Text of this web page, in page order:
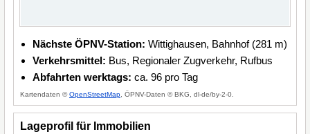
Nächste ÖPNV-Station: Wittighausen, Bahnhof (281 m)
Verkehrsmittel: Bus, Regionaler Zugverkehr, Rufbus
Abfahrten werktags: ca. 96 pro Tag
Kartendaten ©OpenStreetMap , ÖPNV-Daten © BKG, dl-de/by-2-0.
Lageprofil für Immobilien